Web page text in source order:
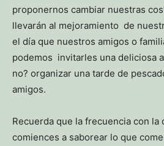
proponernos cambiar nuestras
llevarán al mejoramiento de
el día que nuestros amigos o
podemos invitarles una deliciosa
no? organizar una tarde de
amigos.
Recuerda que la frecuencia con
comiences a saborear lo que